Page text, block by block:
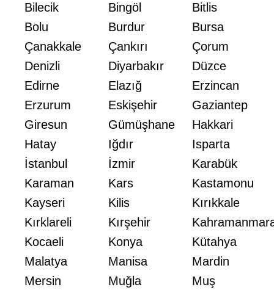
Bilecik
Bingöl
Bitlis
Bolu
Burdur
Bursa
Çanakkale
Çankırı
Çorum
Denizli
Diyarbakır
Düzce
Edirne
Elazığ
Erzincan
Erzurum
Eskişehir
Gaziantep
Giresun
Gümüşhane
Hakkari
Hatay
Iğdır
Isparta
İstanbul
İzmir
Karabük
Karaman
Kars
Kastamonu
Kayseri
Kilis
Kırıkkale
Kırklareli
Kırşehir
Kocaeli
Konya
Kütahya
Malatya
Manisa
Mardin
Mersin
Muğla
Muş